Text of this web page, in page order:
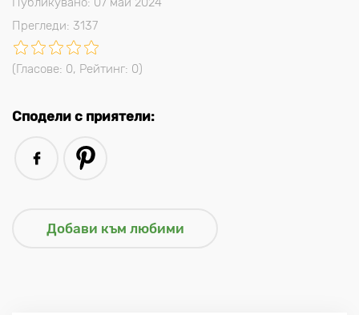
Прегледи: 3137
(Гласове: 0, Рейтинг: 0)
Сподели с приятели: